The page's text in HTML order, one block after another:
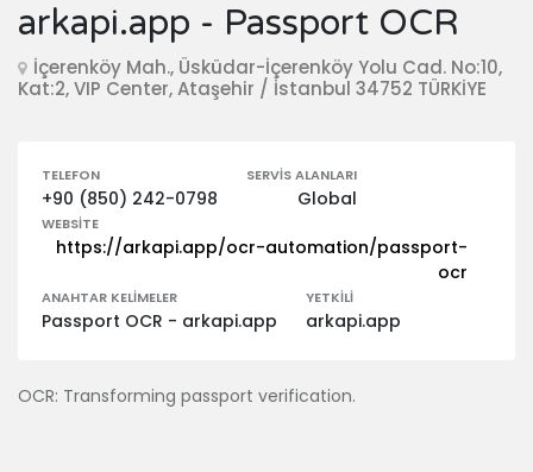
arkapi.app - Passport OCR
İçerenköy Mah., Üsküdar-İçerenköy Yolu Cad. No:10,
Kat:2, VIP Center, Ataşehir / İstanbul 34752 TÜRKİYE
TELEFON
+90 (850) 242-0798
SERVIS ALANLARI
Global
WEBSITE
https://arkapi.app/ocr-automation/passport-
ocr
ANAHTAR KELIMELER
Passport OCR - arkapi.app
YETKILI
arkapi.app
OCR: Transforming passport verification.